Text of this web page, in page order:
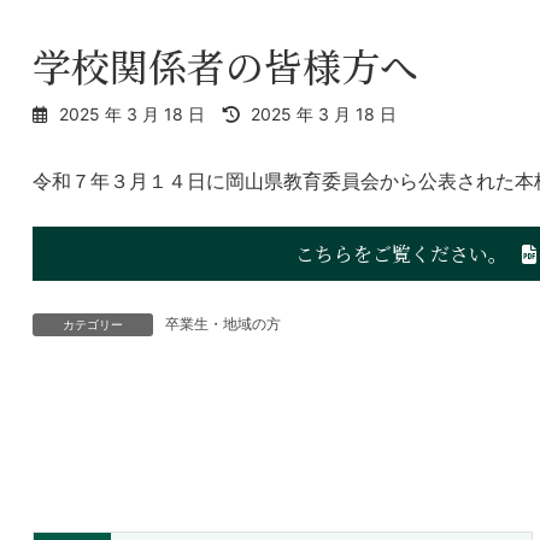
学校関係者の皆様方へ
2025 年 3 月 18 日
最
新
2025 年 3 月 18 日
令和７年３月１４日に岡山県教育委員会から公表された本
こちらをご覧ください。
カテゴリー 卒業生・地域の方